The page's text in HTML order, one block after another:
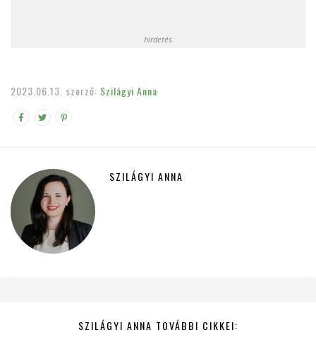
hirdetés
2023.06.13. szerző: Szilágyi Anna
SZILÁGYI ANNA
SZILÁGYI ANNA TOVÁBBI CIKKEI: